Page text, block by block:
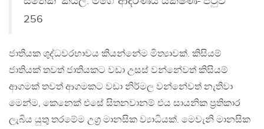
256
ජාතියක ශුද්ධවරභාවය කියන්නේම මිත්‍යාවක්. කිසියම්
ජාතියක් තවත් ජාතියකට වඩා උසස් වන්නේවත් කිසියම්
ආගමක් තවත් ආගමකට වඩා නිර්මල වන්නේවත් නැතිවා
මෙන්ම, කෙනෙක් එසේ සිතනවානම් එය සායනික ප්‍රතිකාර
ලැබිය යුතු තරමේම උග්‍ර මානසික ව්‍යාධියක්. මෙවැනි මානසික